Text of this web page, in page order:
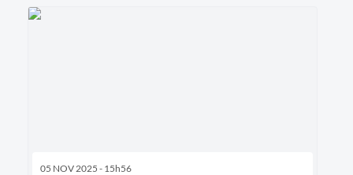
05 NOV 2025 - 15h56